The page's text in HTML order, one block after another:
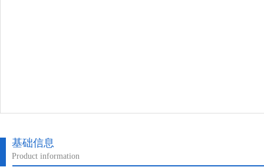
基础信息
Product information